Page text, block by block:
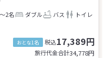
2名 ダブル バス
トイレ
おとな1名 税込17,389円
旅行代金合計34,778円